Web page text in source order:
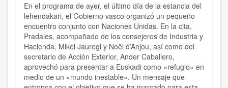
En el programa de ayer, el último día de la estancia del
lehendakari, el Gobierno vasco organizó un pequeño
encuentro conjunto con Naciones Unidas. En la cita,
Pradales, acompañado de los consejeros de Industria y
Hacienda, Mikel Jauregi y Noël d’Anjou, así como del
secretario de Acción Exterior, Ander Caballero,
aprovechó para presentar a Euskadi como «refugio» en
medio de un «mundo inestable». Un mensaje que